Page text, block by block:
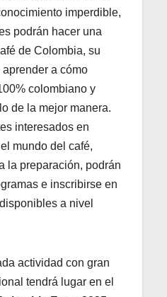
imperdible,
podrán hacer una
de Colombia, su
a cómo
colombiano y
de la mejor manera.
interesados en
mundo del café,
la preparación, podrán
e inscribirse en
a nivel
actividad con gran
tendrá lugar en el